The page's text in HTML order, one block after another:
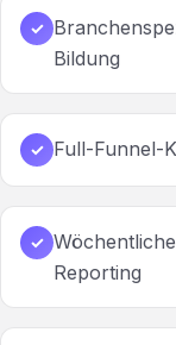
✓
Bildung
✓ Full-Funnel-
✓
Reporting